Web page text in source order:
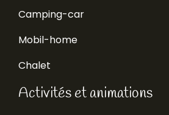
Camping-car
Mobil-home
Chalet
Activités et animations